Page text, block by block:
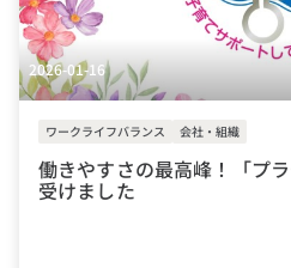
2026-01-16
ワークライフバランス 会社・組織
働きやすさの最高峰！「プ
受けました